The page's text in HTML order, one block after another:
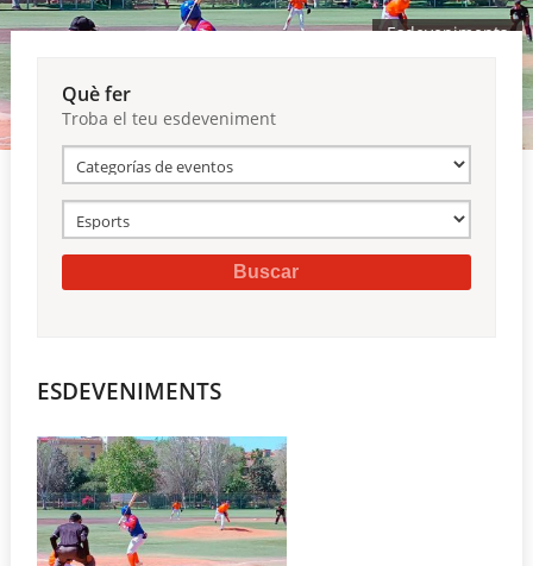
València en esport ▼
Reserves
Esdeveniments
Què fer
Troba el teu esdeveniment
ESDEVENIMENTS